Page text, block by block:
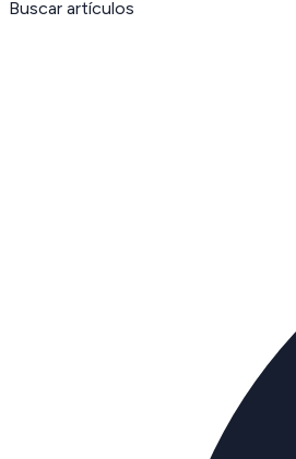
Buscar artículos